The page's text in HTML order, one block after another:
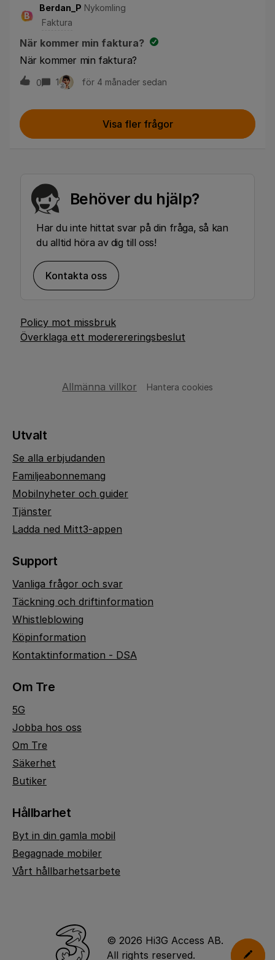
B
Berdan_P Nykomling
Faktura
När kommer min faktura?
När kommer min faktura?
0 1 för 4 månader sedan
Visa fler frågor
Behöver du hjälp?
Har du inte hittat svar på din fråga, så kan
du alltid höra av dig till oss!
Kontakta oss
Policy mot missbruk
Överklaga ett moderereringsbeslut
Allmänna villkor Hantera cookies
Utvalt
Se alla erbjudanden
Familjeabonnemang
Mobilnyheter och guider
Tjänster
Ladda ned Mitt3-appen
Support
Vanliga frågor och svar
Täckning och driftinformation
Whistleblowing
Köpinformation
Kontaktinformation - DSA
Om Tre
5G
Jobba hos oss
Om Tre
Säkerhet
Butiker
Hållbarhet
Byt in din gamla mobil
Begagnade mobiler
Vårt hållbarhetsarbete
© 2026 Hi3G Access AB.
All rights reserved.